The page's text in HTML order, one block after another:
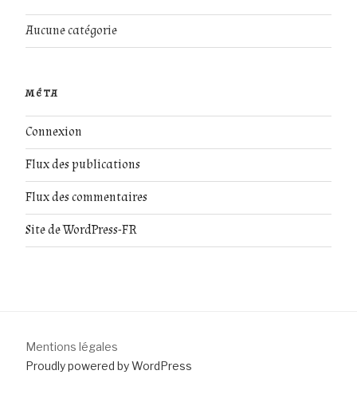
Aucune catégorie
MÉTA
Connexion
Flux des publications
Flux des commentaires
Site de WordPress-FR
Mentions légales
Proudly powered by WordPress